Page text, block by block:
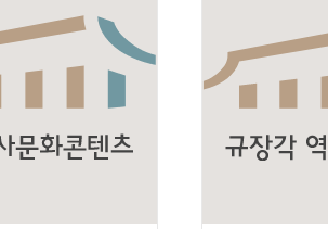
검색 연산자 사용안내
사용 예
정조 AND 정약용
색
OR 정조 OR 정약용 “정조” 또는 “정